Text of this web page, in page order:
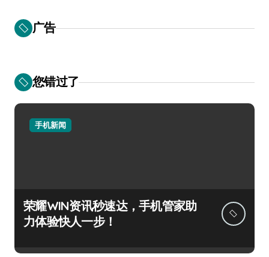
广告
您错过了
手机新闻
荣耀WIN资讯秒速达，手机管家助
力体验快人一步！